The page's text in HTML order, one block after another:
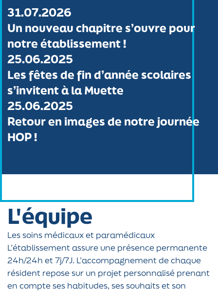
31.07.2026
Un nouveau chapitre s’ouvre pour
notre établissement !
25.06.2025
Les fêtes de fin d’année scolaires
s’invitent à la Muette
25.06.2025
Retour en images de notre journée
HOP !
L'équipe
Les soins médicaux et paramédicaux
L’établissement assure une présence permanente
24h/24h et 7j/7J. L’accompagnement de chaque
résident repose sur un projet personnalisé prenant
en compte ses habitudes, ses souhaits et son